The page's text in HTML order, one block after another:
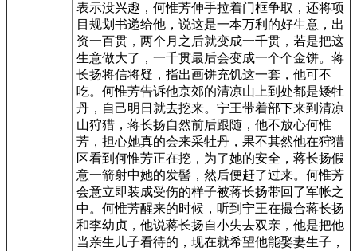
表示没兴趣，何惟芳伸手拉着门框争取，还将项
目规划书递给他，说这是一本万利的好生意，出
资一百贯，两个月之后就变成一千贯，若是把这
生意做大了，一千贯最后会变成一个个金饼。蒋
长扬将信将疑，指出画饼充饥这一套，他可不
吃。何惟芳告诉他京郊的清凉山上到处都是矮牡
丹，自己明日就去挖来。宁王带着部下来到清凉
山狩猎，蒋长扬自然前后跟随，他不放心何惟
芳，担心她真的会来采牡丹，果不其然他在狩猎
区看到何惟芳正在挖，为了她的安全，蒋长扬假
意一箭射中她的发髻，然后便赶了过来。何惟芳
会意立即装成受伤的样子被蒋长扬带回了军帐之
中。何惟芳醒来的时候，听到宁王在撮合蒋长扬
和李幼贞，他说蒋长扬自小失去双亲，他是把他
当亲生儿子看待的，现在就希望他能娶妻生子，